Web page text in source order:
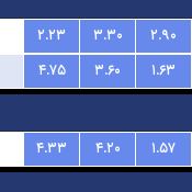
۲.۲۳ ۳.۳۰
۲.۹۰
۴.۷۵ ۳.۶۰
۱.۶۳
۴.۳۳ ۴.۲۰
۱.۵۷